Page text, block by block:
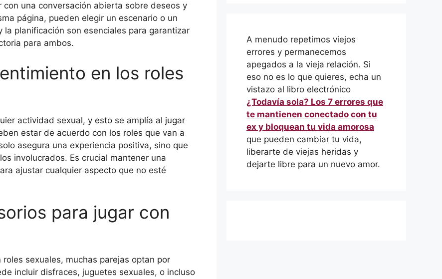
una conversación abierta sobre deseos y
página, pueden elegir un escenario o un
planificación son esenciales para garantizar
para ambos.
en los roles
actividad sexual, y esto se amplía al jugar
estar de acuerdo con los roles que van a
asegura una experiencia positiva, sino que
involucrados. Es crucial mantener una
ajustar cualquier aspecto que no esté
para jugar con
sexuales, muchas parejas optan por
incluir disfraces, juguetes sexuales, o incluso
A menudo repetimos viejos
errores y permanecemos
apegados a la vieja relación. Si
eso no es lo que quieres, echa un
vistazo al libro electrónico
¿Todavía sola? Los 7 errores que
te mantienen conectado con tu
ex y bloquean tu vida amorosa
que pueden cambiar tu vida,
liberarte de viejas heridas y
dejarte libre para un nuevo amor.